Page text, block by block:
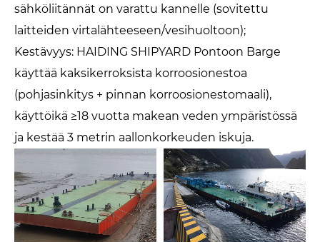
sähköliitännät on varattu kannelle (sovitettu
laitteiden virtalähteeseen/vesihuoltoon);
Kestävyys: HAIDING SHIPYARD Pontoon Barge
käyttää kaksikerroksista korroosionestoa
(pohjasinkitys + pinnan korroosionestomaali),
käyttöikä ≥18 vuotta makean veden ympäristössä
ja kestää 3 metrin aallonkorkeuden iskuja.